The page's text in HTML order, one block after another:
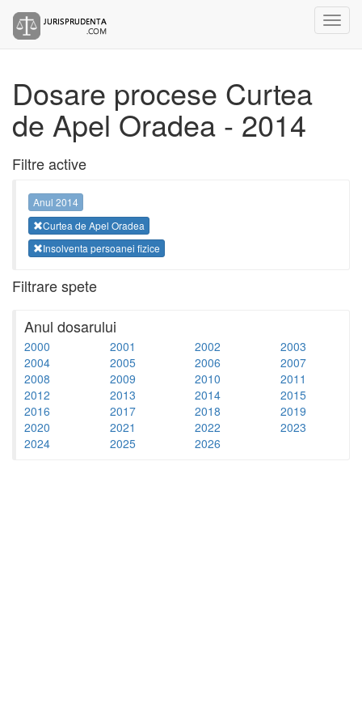
Dosare procese Curtea
de Apel Oradea - 2014
Filtre active
Anul 2014
Curtea de Apel Oradea
Insolventa persoanei fizice
Filtrare spete
Anul dosarului
2000 2001 2002
2003
2004
2005 2006
2007
2008
2009 2010
2011
2012
2013 2014
2015
2016
2017 2018
2019
2020
2021 2022
2023
2024
2025 2026